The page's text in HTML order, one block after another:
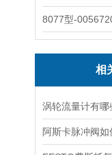
相
涡轮流量计有哪
阿斯卡脉冲阀